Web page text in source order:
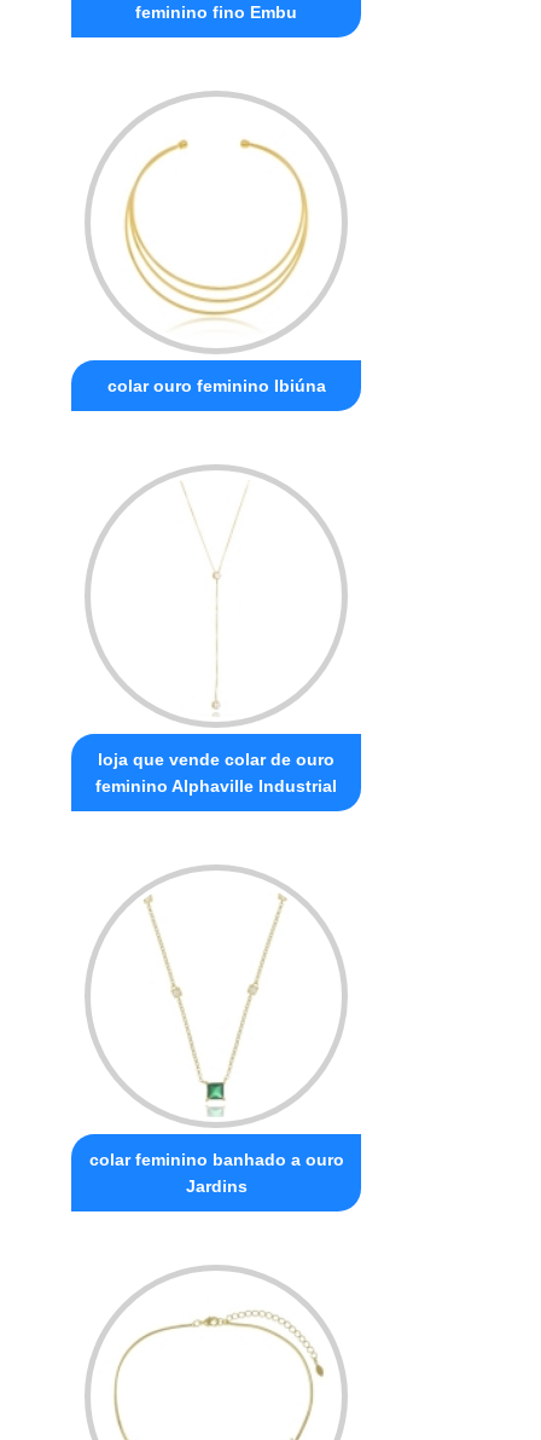
feminino fino Embu
colar ouro feminino Ibiúna
loja que vende colar de ouro
feminino Alphaville Industrial
colar feminino banhado a ouro
Jardins